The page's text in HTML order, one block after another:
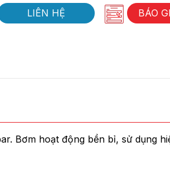
LIÊN HỆ BÁO
Bơm hoạt động bền bỉ, sử dụng